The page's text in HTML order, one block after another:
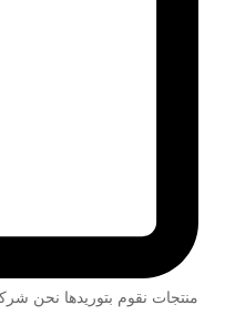
منتجات نقوم بتوريدها نحن